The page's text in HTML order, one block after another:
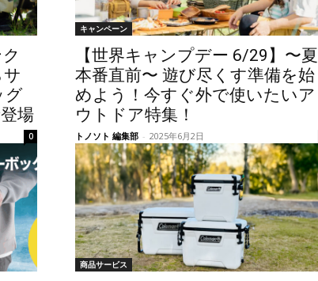
グ
場
0
キャンペーン
【世界キャンプデー 6/29】〜夏
本番直前〜 遊び尽くす準備を始
めよう！今すぐ外で使いたいア
ウトドア特集！
トノソト 編集部 - 2025年6月2日
商品サービス